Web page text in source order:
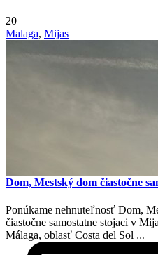
20
Malaga, Mijas
Dom, Mestský dom čiastočne
Ponúkame nehnuteľnosť Dom,
čiastočne samostatne stojaci v
Málaga, oblasť Costa del Sol ...